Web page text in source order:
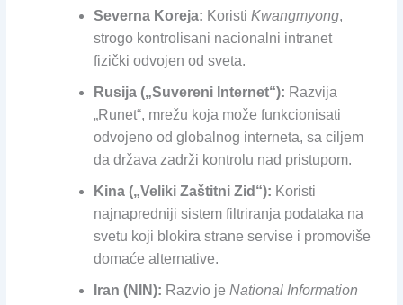
Severna Koreja: Koristi Kwangmyong,
strogo kontrolisani nacionalni intranet
fizički odvojen od sveta.
Rusija („Suvereni Internet“): Razvija
„Runet“, mrežu koja može funkcionisati
odvojeno od globalnog interneta, sa ciljem
da država zadrži kontrolu nad pristupom.
Kina („Veliki Zaštitni Zid“): Koristi
najnapredniji sistem filtriranja podataka na
svetu koji blokira strane servise i promoviše
domaće alternative.
Iran (NIN): Razvio je National Information